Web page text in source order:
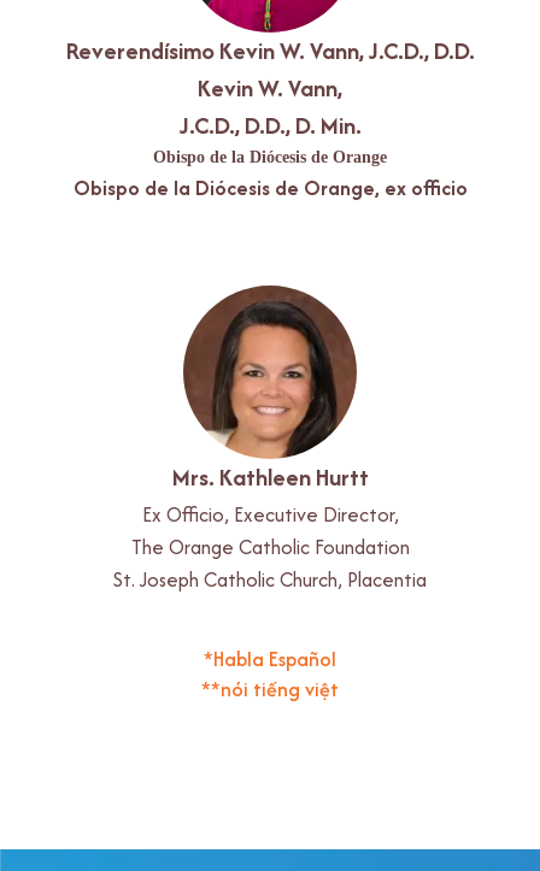
Reverendísimo Kevin W. Vann, J.C.D., D.D.
Kevin W. Vann,
J.C.D., D.D., D. Min.
Obispo de la Diócesis de Orange
Obispo de la Diócesis de Orange, ex officio
Mrs. Kathleen Hurtt
Ex Officio, Executive Director,
The Orange Catholic Foundation
St. Joseph Catholic Church, Placentia
*Habla Español
**nói tiếng việt